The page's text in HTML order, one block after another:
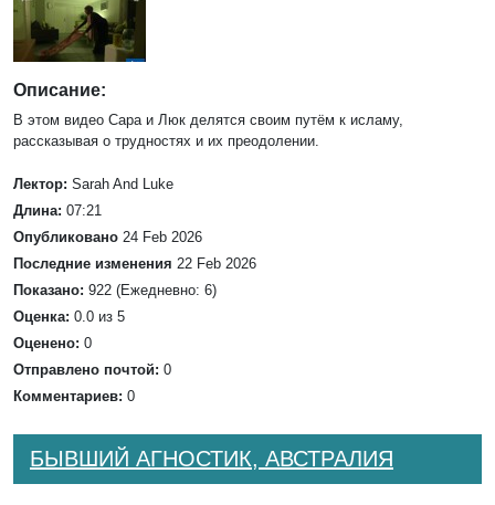
Описание:
В этом видео Сара и Люк делятся своим путём к исламу,
рассказывая о трудностях и их преодолении.
Лектор: Sarah And Luke
Длина: 07:21
Опубликовано 24 Feb 2026
Последние изменения 22 Feb 2026
Показано: 922 (Ежедневно: 6)
Оценка: 0.0 из 5
Оценено: 0
Отправлено почтой: 0
Комментариев: 0
БЫВШИЙ АГНОСТИК, АВСТРАЛИЯ